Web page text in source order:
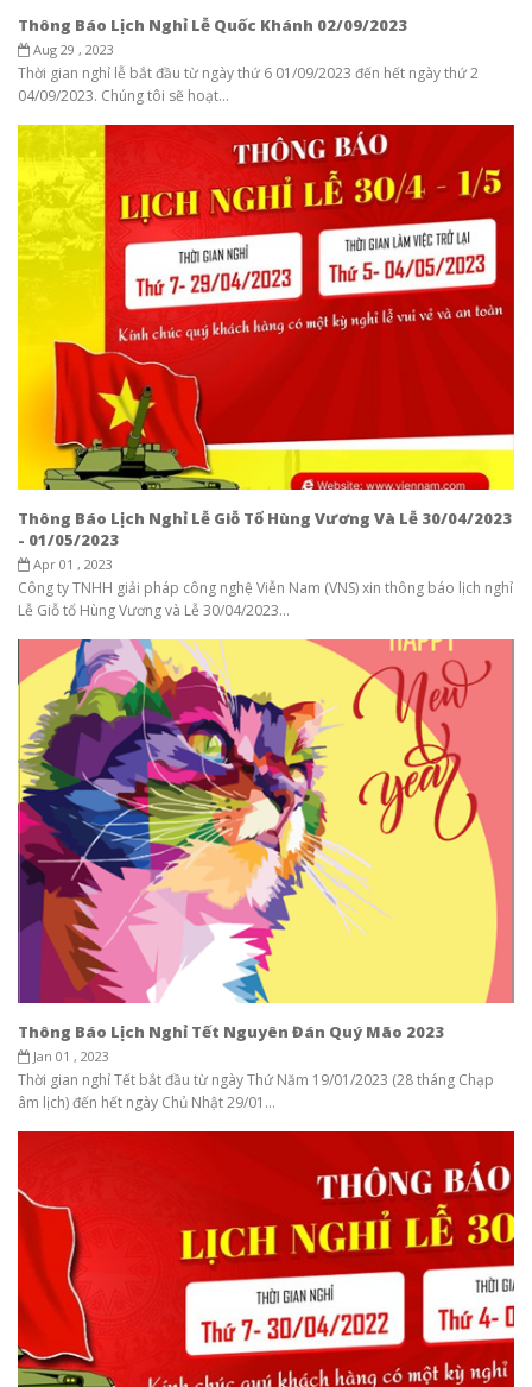
Thông Báo Lịch Nghỉ Lễ Quốc Khánh 02/09/2023
Aug 29 , 2023
Thời gian nghỉ lễ bắt đầu từ ngày thứ 6 01/09/2023 đến hết ngày thứ 2
04/09/2023. Chúng tôi sẽ hoạt...
Thông Báo Lịch Nghỉ Lễ Giỗ Tổ Hùng Vương Và Lễ 30/04/2023
- 01/05/2023
Apr 01 , 2023
Công ty TNHH giải pháp công nghệ Viễn Nam (VNS) xin thông báo lịch nghỉ
Lễ Giỗ tổ Hùng Vương và Lễ 30/04/2023...
Thông Báo Lịch Nghỉ Tết Nguyên Đán Quý Mão 2023
Jan 01 , 2023
Thời gian nghỉ Tết bắt đầu từ ngày Thứ Năm 19/01/2023 (28 tháng Chạp
âm lịch) đến hết ngày Chủ Nhật 29/01...